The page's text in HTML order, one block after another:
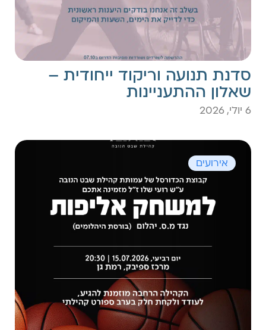
סדנת תנועה וריקוד ייחודית –
שאלון ההתעניינות
6 יולי, 2026
אירועים